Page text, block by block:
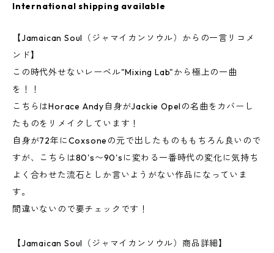
International shipping available
【Jamaican Soul（ジャマイカンソウル）からの一言リコメ
ンド】
この時代外せないレーベル"Mixing Lab"から極上の一曲
を！！
こちらはHorace Andy自身がJackie Opelの名曲をカバーし
たものをリメイクしています！
自身が72年にCoxsoneの元で出したものももちろん良いので
すが、こちらは80's〜90'sに変わる一番時代の変化に気持ち
よく合わせた流石としか言いようがない作品になっていま
す。
間違いないので要チェックです！
【Jamaican Soul（ジャマイカンソウル）商品詳細】